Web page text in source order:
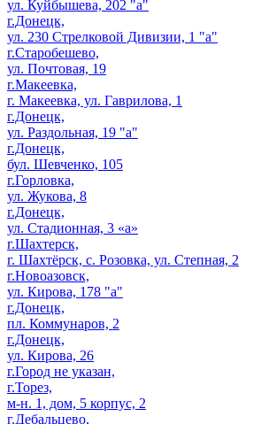
ул. Куйбышева, 202 "а"
г.Донецк,
ул. 230 Стрелковой Дивизии, 1 "а"
г.Старобешево,
ул. Почтовая, 19
г.Макеевка,
г. Макеевка, ул. Гаврилова, 1
г.Донецк,
ул. Раздольная, 19 "а"
г.Донецк,
бул. Шевченко, 105
г.Горловка,
ул. Жукова, 8
г.Донецк,
ул. Стадионная, 3 «а»
г.Шахтерск,
г. Шахтёрск, с. Розовка, ул. Степная, 2
г.Новоазовск,
ул. Кирова, 178 "а"
г.Донецк,
пл. Коммунаров, 2
г.Донецк,
ул. Кирова, 26
г.Город не указан,
г.Торез,
м-н. 1, дом, 5 корпус, 2
г.Дебальцево,